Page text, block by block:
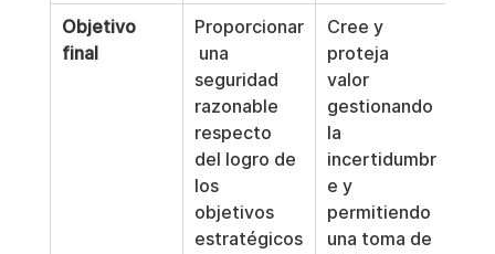
Objetivo
final
Proporcionar
una
seguridad
razonable
respecto
del logro de
los
objetivos
estratégicos
Cree y
proteja
valor
gestionando
la
incertidumbr
e y
permitiendo
una toma de